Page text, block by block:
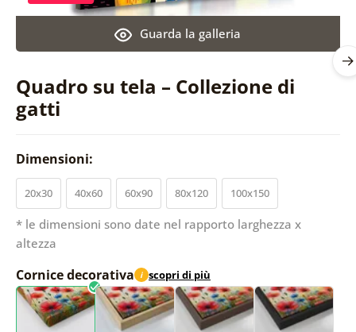
Quadro su tela – Collezione di
gatti
Guarda la galleria
Dimensioni:
20x30 40x60 60x90 80x120 100x150
* le dimensioni sono date nel rapporto larghezza x
altezza
Cornice decorativa i scopri di più